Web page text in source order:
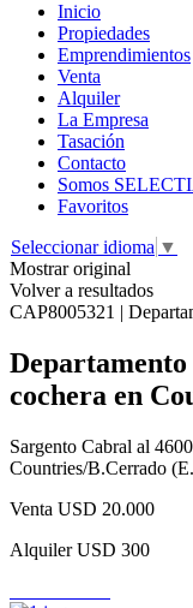
Inicio
Propiedades
Emprendimientos
Venta
Alquiler
La Empresa
Tasación
Contacto
Somos
Favoritos
Seleccionar idioma ▼
Mostrar original
Volver a resultados
CAP8005321 |
Departamento
cochera en
Sargento Cabral al
Countries/B.Cerrado
Venta USD 20.000
Alquiler USD 300